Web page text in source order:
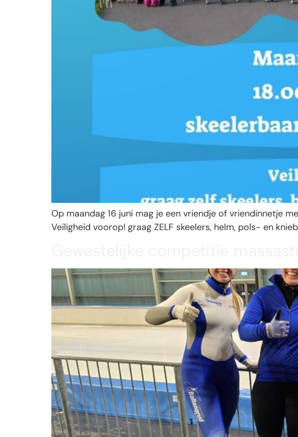
Op maandag 16 juni mag je een vriendje of vriendinnetje
Veiligheid voorop! graag ZELF skeelers, helm, pols- en